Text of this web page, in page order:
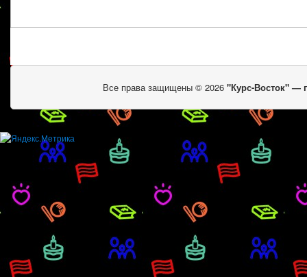
Все права защищены © 2026 "Курс-Восток" —